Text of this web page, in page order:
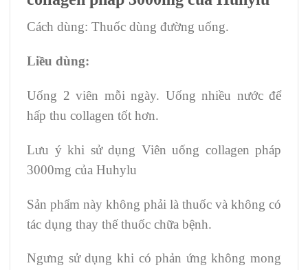
Cách dùng: Thuốc dùng đường uống.
Liều dùng:
Uống 2 viên mỗi ngày. Uống nhiều nước để
hấp thu collagen tốt hơn.
Lưu ý khi sử dụng Viên uống collagen pháp
3000mg của Huhylu
Sản phẩm này không phải là thuốc và không có
tác dụng thay thế thuốc chữa bệnh.
Ngưng sử dụng khi có phản ứng không mong